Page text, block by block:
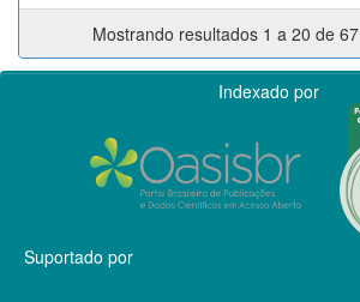
Mostrando resultados 1 a 20 de 67
Indexado por
Suportado por